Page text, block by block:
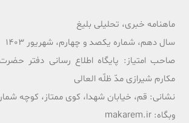
ماهنامه خبری، تحلیلی بلیغ
سال دهم، شماره یکصد و چهارم، شهریور 1403
صاحب امتیاز: پایگاه اطلاع رسانی دفتر
مکارم شیرازی مدّ ظلّه العالی
نشانی: قم، خیابان شهدا، کوی ممتاز، کوچه شماره 7، پلاک
وبگاه: makarem.ir